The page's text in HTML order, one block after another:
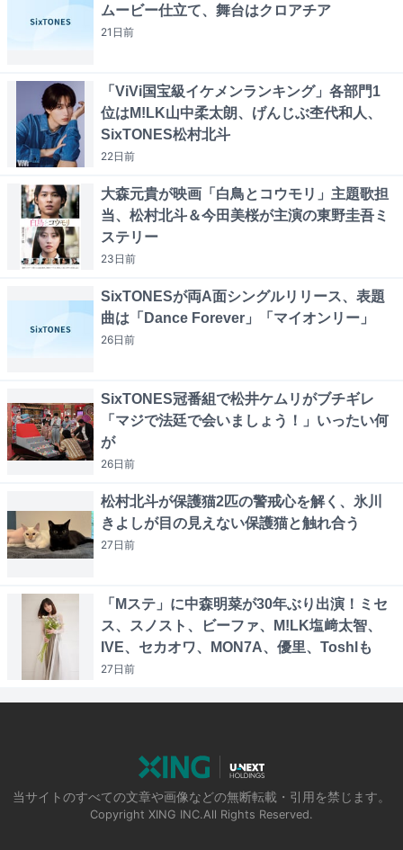
ムービー仕立て、舞台はクロアチア
21日前
「ViVi国宝級イケメンランキング」各部門1
位はM!LK山中柔太朗、げんじぶ杢代和人、
SixTONES松村北斗
22日前
大森元貴が映画「白鳥とコウモリ」主題歌担
当、松村北斗＆今田美桜が主演の東野圭吾ミ
ステリー
23日前
SixTONESが両A面シングルリリース、表題
曲は「Dance Forever」「マイオンリー」
26日前
SixTONES冠番組で松井ケムリがブチギレ
「マジで法廷で会いましょう！」いったい何
が
26日前
松村北斗が保護猫2匹の警戒心を解く、氷川
きよしが目の見えない保護猫と触れ合う
27日前
「Mステ」に中森明菜が30年ぶり出演！ミセ
ス、スノスト、ビーファ、M!LK塩﨑太智、
IVE、セカオワ、MON7A、優里、Toshlも
27日前
当サイトのすべての文章や画像などの無断転載・引用を禁じます。
Copyright XING INC.All Rights Reserved.